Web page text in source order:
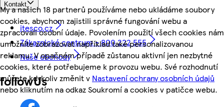
My a našich 18 partnerů používáme nebo ukládáme soubory
cookies, abychom zajistili správné fungování webu a
zpracovali osobní údaje. Povolením použití všech cookies nám
umožníte zobrazovat například také personalizovanou
reklamu. V opačném případě zůstanou aktivní jen nezbytné
cookies, které potřebujeme k provozu webu. Své rozhodnutí
můžete kdykoliv změnit v Nastavení ochrany osobních údajů
nebo kliknutím na odkaz Soukromí a cookies v patičce webu.
Kontakt
itesco.cz
Zákaznické centrum - 800 222 555
Naše obchody
followUs